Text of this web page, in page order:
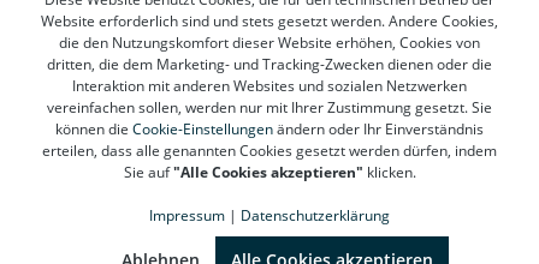
Website erforderlich sind und stets gesetzt werden. Andere Cookies,
die den Nutzungskomfort dieser Website erhöhen, Cookies von
dritten, die dem Marketing- und Tracking-Zwecken dienen oder die
Interaktion mit anderen Websites und sozialen Netzwerken
vereinfachen sollen, werden nur mit Ihrer Zustimmung gesetzt. Sie
können die Cookie-Einstellungenändern oder Ihr Einverständnis
erteilen, dass alle genannten Cookies gesetzt werden dürfen, indem
Sie auf"Alle Cookies akzeptieren" klicken.
Impressum | Datenschutzerklärung
(4.78 / 5)
1312
Bewertungen bei: google.de, shopvote.de ⓘ